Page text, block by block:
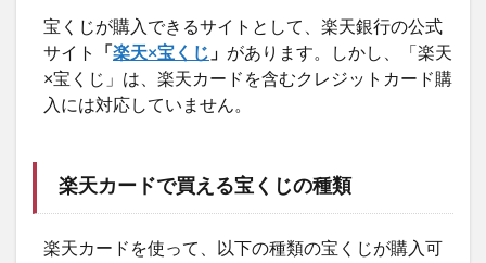
宝くじが購入できるサイトとして、楽天銀行の公式
サイト
「 楽天×宝くじ 」 があります。しかし、「楽天
×宝くじ」は、楽天カードを含むクレジットカード購
入には対応していません。
楽天カードで買える宝くじの種類
楽天カードを使って、以下の種類の宝くじが購入可